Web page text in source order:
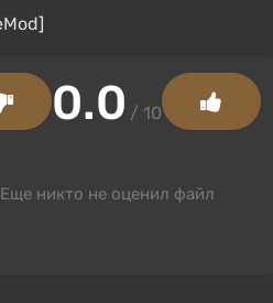
0.0 / 10
Еще никто не оценил файл